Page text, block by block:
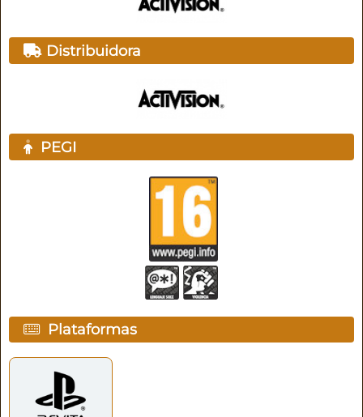
Distribuidora
PEGI
Plataformas